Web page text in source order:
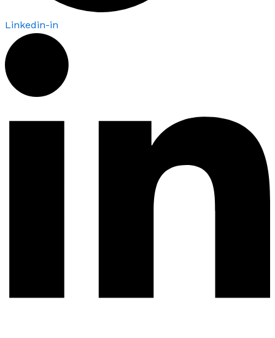
Linkedin-in